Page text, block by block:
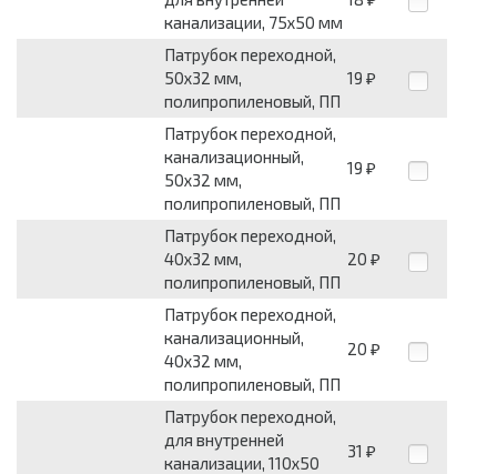
канализации, 75х50 мм
Патрубок переходной,
50х32 мм,
полипропиленовый, ПП
19 ₽
Патрубок переходной,
канализационный,
50х32 мм,
полипропиленовый, ПП
19 ₽
Патрубок переходной,
40х32 мм,
полипропиленовый, ПП
20 ₽
Патрубок переходной,
канализационный,
40х32 мм,
полипропиленовый, ПП
20 ₽
Патрубок переходной,
для внутренней
канализации, 110х50
31 ₽